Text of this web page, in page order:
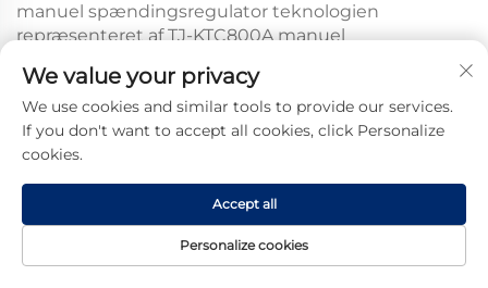
manuel spændingsregulator teknologien
repræsenteret afTJ-KTC800A manuel
industrielle poseremmaskiner – til af- og opvinding
demonstrerer en forpligtelse til produktionskvalitet,
der definerer brancheførende lederskab, og
positionerer faciliteterne til vedvarende succes på
konkurrencedygtige globale markeder.
Om produktet
Forside Produkt Om KONTAKT
We value your privacy
We use cookies and similar tools to provide our services.
If you don't want to accept all cookies, click Personalize
cookies.
Personalize cookies
Accept all